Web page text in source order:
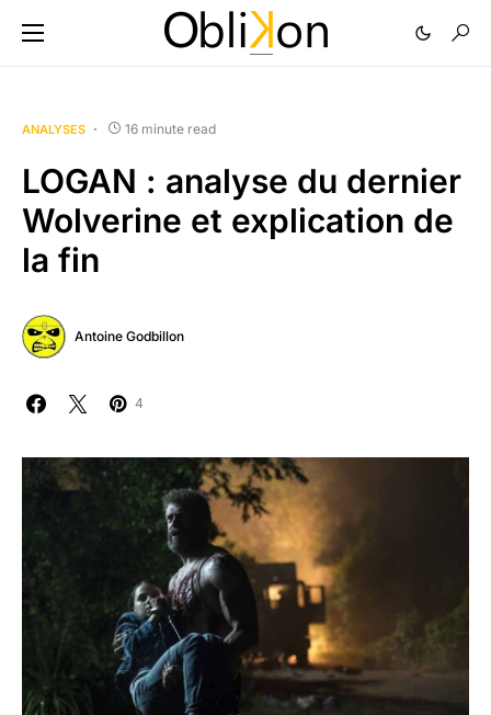
ANALYSES 16 minute read
LOGAN : analyse du dernier
Wolverine et explication de
la fin
Antoine Godbillon
4